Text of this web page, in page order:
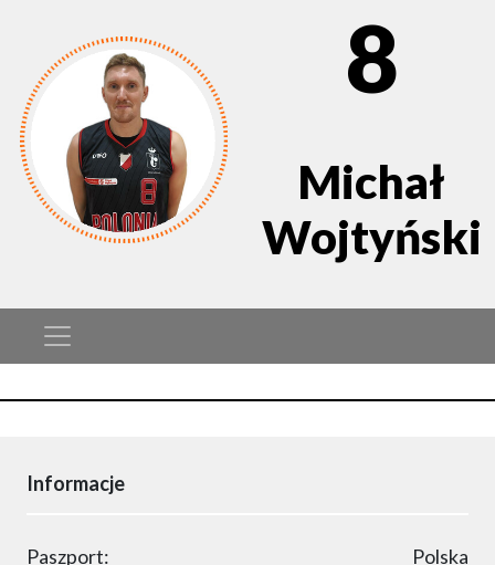
8
Michał
Wojtyński
Informacje
Paszport: Polska